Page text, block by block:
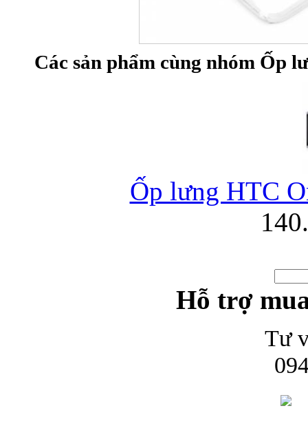
Các sản phẩm cùng nhóm Ốp
Ốp lưng HTC
Hỗ trợ
Tư